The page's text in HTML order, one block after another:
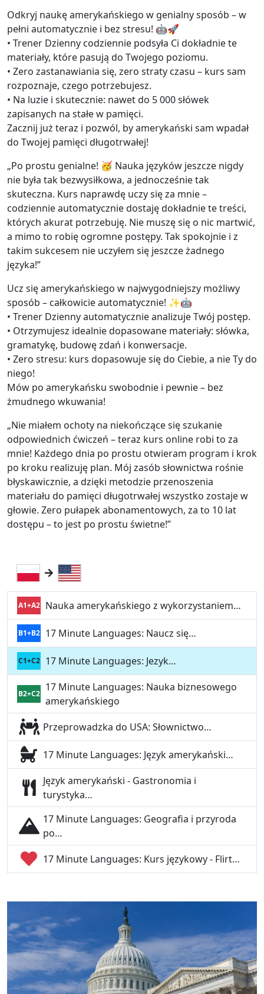
Odkryj naukę amerykańskiego w genialny sposób – w
pełni automatycznie i bez stresu! 🤖🚀
• Trener Dzienny codziennie podsyła Ci dokładnie te
materiały, które pasują do Twojego poziomu.
• Zero zastanawiania się, zero straty czasu – kurs sam
rozpoznaje, czego potrzebujesz.
• Na luzie i skutecznie: nawet do 5 000 słówek
zapisanych na stałe w pamięci.
Zacznij już teraz i pozwól, by amerykański sam wpadał
do Twojej pamięci długotrwałej!
„Po prostu genialne! 🥳 Nauka języków jeszcze nigdy
nie była tak bezwysiłkowa, a jednocześnie tak
skuteczna. Kurs naprawdę uczy się za mnie –
codziennie automatycznie dostaję dokładnie te treści,
których akurat potrzebuję. Nie muszę się o nic martwić,
a mimo to robię ogromne postępy. Tak spokojnie i z
takim sukcesem nie uczyłem się jeszcze żadnego
języka!”
Ucz się amerykańskiego w najwygodniejszy możliwy
sposób – całkowicie automatycznie! ✨🤖
• Trener Dzienny automatycznie analizuje Twój postęp.
• Otrzymujesz idealnie dopasowane materiały: słówka,
gramatykę, budowę zdań i konwersacje.
• Zero stresu: kurs dopasowuje się do Ciebie, a nie Ty do
niego!
Mów po amerykańsku swobodnie i pewnie – bez
żmudnego wkuwania!
„Nie miałem ochoty na niekończące się szukanie
odpowiednich ćwiczeń – teraz kurs online robi to za
mnie! Każdego dnia po prostu otwieram program i krok
po kroku realizuję plan. Mój zasób słownictwa rośnie
błyskawicznie, a dzięki metodzie przenoszenia
materiału do pamięci długotrwałej wszystko zostaje w
głowie. Zero pułapek abonamentowych, za to 10 lat
dostępu – to jest po prostu świetne!”
A1+A2 Nauka amerykańskiego z wykorzystaniem…
B1+B2 17 Minute Languages: Naucz się…
C1+C2 17 Minute Languages: Jezyk…
B2+C2
17 Minute Languages: Nauka biznesowego
amerykańskiego
Przeprowadzka do USA: Słownictwo…
17 Minute Languages: Język amerykański…
Język amerykański - Gastronomia i
turystyka…
17 Minute Languages: Geografia i przyroda
po…
17 Minute Languages: Kurs językowy - Flirt…